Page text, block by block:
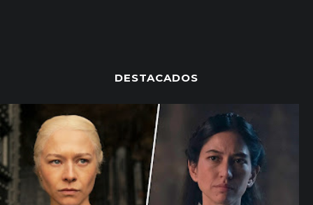
DESTACADOS